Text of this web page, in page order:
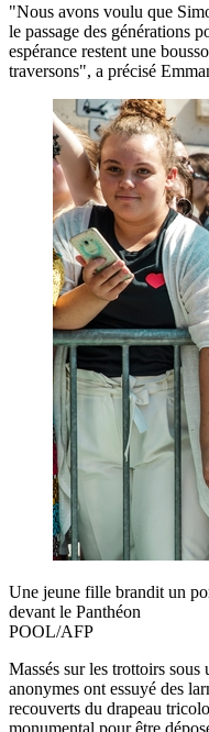
"Nous avons voulu que
le passage des générations
espérance restent une
traversons", a précisé
Une jeune fille brandit un
devant le Panthéon
POOL/AFP
Massés sur les trottoirs
anonymes ont essuyé des
recouverts du drapeau
monumental pour être